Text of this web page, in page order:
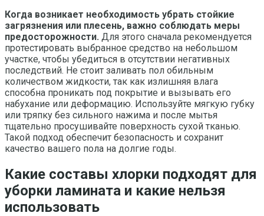
Когда возникает необходимость убрать стойкие
загрязнения или плесень, важно соблюдать меры
предосторожности. Для этого сначала рекомендуется
протестировать выбранное средство на небольшом
участке, чтобы убедиться в отсутствии негативных
последствий. Не стоит заливать пол обильным
количеством жидкости, так как излишняя влага
способна проникать под покрытие и вызывать его
набухание или деформацию. Используйте мягкую губку
или тряпку без сильного нажима и после мытья
тщательно просушивайте поверхность сухой тканью.
Такой подход обеспечит безопасность и сохранит
качество вашего пола на долгие годы.
Какие составы хлорки подходят для
уборки ламината и какие нельзя
использовать